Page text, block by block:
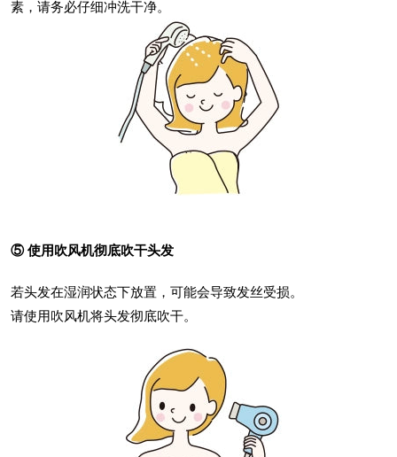
素，请务必仔细冲洗干净。
⑤ 使用吹风机彻底吹干头发
若头发在湿润状态下放置，可能会导致发丝受损。
请使用吹风机将头发彻底吹干。